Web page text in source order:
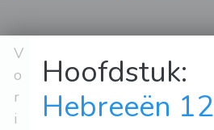
V
o
r
i
Hoofdstuk:
Hebreeën 12